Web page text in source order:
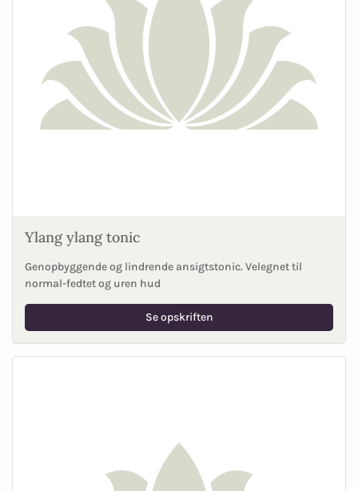
Ylang ylang tonic
Genopbyggende og lindrende ansigtstonic. Velegnet til
normal-fedtet og uren hud
Se opskriften